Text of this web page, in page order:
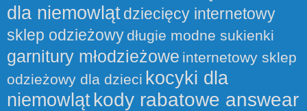
dla niemowlątdziecięcy internetowy
sklep odzieżowy długie modne sukienki
garnitury młodzieżowe internetowy sklep
odzieżowy dla dzieci kocyki dla
niemowląt kody rabatowe answear